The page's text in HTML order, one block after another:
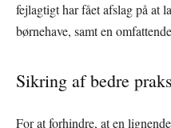
fejlagtigt har fået afslag på at
børnehave, samt en
Sikring af bedre
For at forhindre, at en